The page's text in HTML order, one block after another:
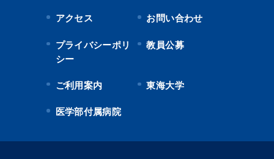
アクセス お問い合わせ
プライバシーポリ
シー
教員公募
ご利用案内 東海大学
医学部付属病院